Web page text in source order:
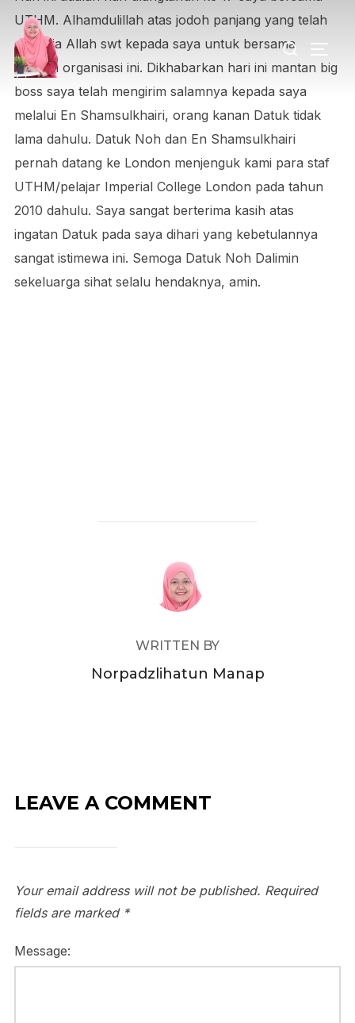
UTHM. Alhamdulillah atas jodoh panjang yang telah
dikurnia Allah swt kepada saya untuk bersama
dengan organisasi ini. Dikhabarkan hari ini mantan big
boss saya telah mengirim salamnya kepada saya
melalui En Shamsulkhairi, orang kanan Datuk tidak
lama dahulu. Datuk Noh dan En Shamsulkhairi
pernah datang ke London menjenguk kami para staf
UTHM/pelajar Imperial College London pada tahun
2010 dahulu. Saya sangat berterima kasih atas
ingatan Datuk pada saya dihari yang kebetulannya
sangat istimewa ini. Semoga Datuk Noh Dalimin
sekeluarga sihat selalu hendaknya, amin.
POST AUTHOR
WRITTEN BY
Norpadzlihatun Manap
LEAVE A COMMENT
Your email address will not be published. Required
fields are marked *
Message: